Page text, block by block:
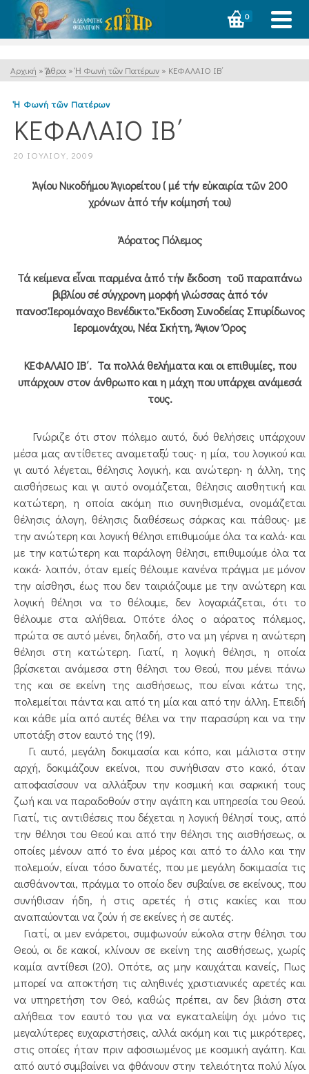
0
Αρχική » Ἄρθρα » Ἡ Φωνή τῶν Πατέρων » ΚΕΦΑΛΑΙΟ ΙΒ΄
Ἡ Φωνή τῶν Πατέρων
ΚΕΦΑΛΑΙΟ ΙΒ΄
20 ΙΟΥΛΊΟΥ, 2009
Ἁγίου Νικοδήμου Ἁγιορείτου ( μέ τήν εὐκαιρία τῶν 200
χρόνων ἀπό τήν κοίμησή του)
Ἀόρατος Πόλεμος
Τά κείμενα εἶναι παρμένα ἀπό τήν ἔκδοση τοῦ παραπάνω
βιβλίου σέ σύγχρονη μορφή γλώσσας ἀπό τόν
πανοσ.Ἱερομόναχο Βενέδικτο. Ἔκδοση Συνοδείας Σπυρίδωνος
Ιερομονάχου, Νέα Σκήτη, Άγιον Όρος
ΚΕΦΑΛΑΙΟ ΙΒ΄. Τα πολλά θελήματα και οι επιθυμίες, που
υπάρχουν στον άνθρωπο και η μάχη που υπάρχει ανάμεσά
τους.
Γνώριζε ότι στον πόλεμο αυτό, δυό θελήσεις υπάρχουν
μέσα μας αντίθετες αναμεταξύ τους· η μία, του λογικού και
γι αυτό λέγεται, θέλησις λογική, και ανώτερη· η άλλη, της
αισθήσεως και γι αυτό ονομάζεται, θέλησις αισθητική και
κατώτερη, η οποία ακόμη πιο συνηθισμένα, ονομάζεται
θέλησις άλογη, θέλησις διαθέσεως σάρκας και πάθους· με
την ανώτερη και λογική θέλησι επιθυμούμε όλα τα καλά· και
με την κατώτερη και παράλογη θέλησι, επιθυμούμε όλα τα
κακά· λοιπόν, όταν εμείς θέλουμε κανένα πράγμα με μόνον
την αίσθησι, έως που δεν ταιριάζουμε με την ανώτερη και
λογική θέλησι να το θέλουμε, δεν λογαριάζεται, ότι το
θέλουμε στα αλήθεια. Οπότε όλος ο αόρατος πόλεμος,
πρώτα σε αυτό μένει, δηλαδή, στο να μη γέρνει η ανώτερη
θέλησι στη κατώτερη. Γιατί, η λογική θέλησι, η οποία
βρίσκεται ανάμεσα στη θέλησι του Θεού, που μένει πάνω
της και σε εκείνη της αισθήσεως, που είναι κάτω της,
πολεμείται πάντα και από τη μία και από την άλλη. Επειδή
και κάθε μία από αυτές θέλει να την παρασύρη και να την
υποτάξη στον εαυτό της (19).
Γι αυτό, μεγάλη δοκιμασία και κόπο, και μάλιστα στην
αρχή, δοκιμάζουν εκείνοι, που συνήθισαν στο κακό, όταν
αποφασίσουν να αλλάξουν την κοσμική και σαρκική τους
ζωή και να παραδοθούν στην αγάπη και υπηρεσία του Θεού.
Γιατί, τις αντιθέσεις που δέχεται η λογική θέλησί τους, από
την θέλησι του Θεού και από την θέλησι της αισθήσεως, οι
οποίες μένουν από το ένα μέρος και από το άλλο και την
πολεμούν, είναι τόσο δυνατές, που με μεγάλη δοκιμασία τις
αισθάνονται, πράγμα το οποίο δεν συβαίνει σε εκείνους, που
συνήθισαν ήδη, ή στις αρετές ή στις κακίες και που
αναπαύονται να ζούν ή σε εκείνες ή σε αυτές.
Γιατί, οι μεν ενάρετοι, συμφωνούν εύκολα στην θέλησι του
Θεού, οι δε κακοί, κλίνουν σε εκείνη της αισθήσεως, χωρίς
καμία αντίθεσι (20). Οπότε, ας μην καυχάται κανείς, Πως
μπορεί να αποκτήση τις αληθινές χριστιανικές αρετές και
να υπηρετήση τον Θεό, καθώς πρέπει, αν δεν βιάση στα
αλήθεια τον εαυτό του για να εγκαταλείψη όχι μόνο τις
μεγαλύτερες ευχαριστήσεις, αλλά ακόμη και τις μικρότερες,
στις οποίες ήταν πριν αφοσιωμένος με κοσμική αγάπη. Και
από αυτό συμβαίνει να φθάνουν στην τελειότητα πολύ λίγοι